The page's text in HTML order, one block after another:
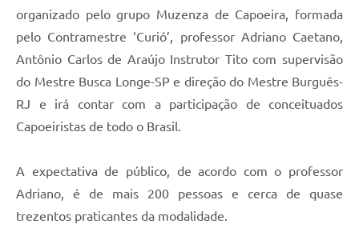
organizado pelo grupo Muzenza de Capoeira, formada
pelo Contramestre ‘Curió’, professor Adriano Caetano,
Antônio Carlos de Araújo Instrutor Tito com supervisão
do Mestre Busca Longe-SP e direção do Mestre Burguês-
RJ e irá contar com a participação de conceituados
Capoeiristas de todo o Brasil.
A expectativa de público, de acordo com o professor
Adriano, é de mais 200 pessoas e cerca de quase
trezentos praticantes da modalidade.